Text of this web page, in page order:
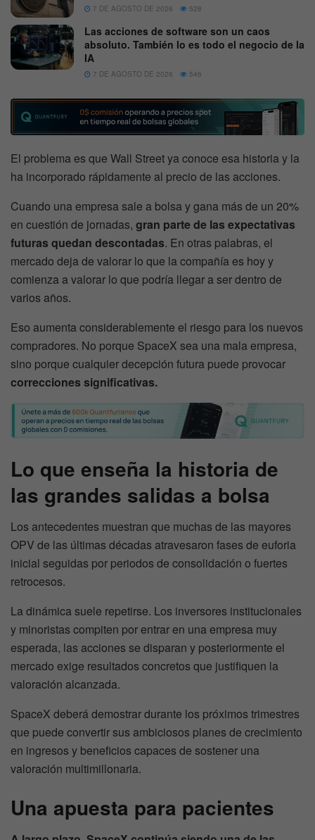
7 DE AGOSTO DE 2026 528
Las acciones de software son un caos
absoluto. También lo es todo el negocio de la
IA
7 DE AGOSTO DE 2026 546
El problema es que Wall Street ya conoce esa historia y la
ha incorporado rápidamente al precio de las acciones.
Cuando una empresa sale a bolsa y gana más de un 20%
en cuestión de jornadas, gran parte de las expectativas
futuras quedan descontadas. En otras palabras, el
mercado deja de valorar lo que la compañía es hoy y
comienza a valorar lo que podría llegar a ser dentro de
varios años.
Eso aumenta considerablemente el riesgo para los nuevos
compradores. No porque SpaceX sea una mala empresa,
sino porque cualquier decepción futura puede provocar
correcciones significativas.
Lo que enseña la historia de
las grandes salidas a bolsa
Los antecedentes muestran que muchas de las mayores
OPV de las últimas décadas atravesaron fases de euforia
inicial seguidas por periodos de consolidación o fuertes
retrocesos.
La dinámica suele repetirse. Los inversores institucionales
y minoristas compiten por entrar en una empresa muy
esperada, las acciones se disparan y posteriormente el
mercado exige resultados concretos que justifiquen la
valoración alcanzada.
SpaceX deberá demostrar durante los próximos trimestres
que puede convertir sus ambiciosos planes de crecimiento
en ingresos y beneficios capaces de sostener una
valoración multimillonaria.
Una apuesta para pacientes